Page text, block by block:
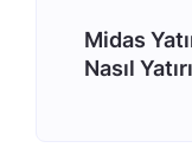
Midas
Nasıl